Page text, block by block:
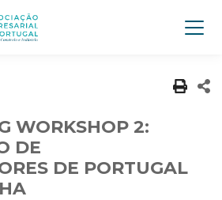
WORKSHOP 2:
DE
DE PORTUGAL